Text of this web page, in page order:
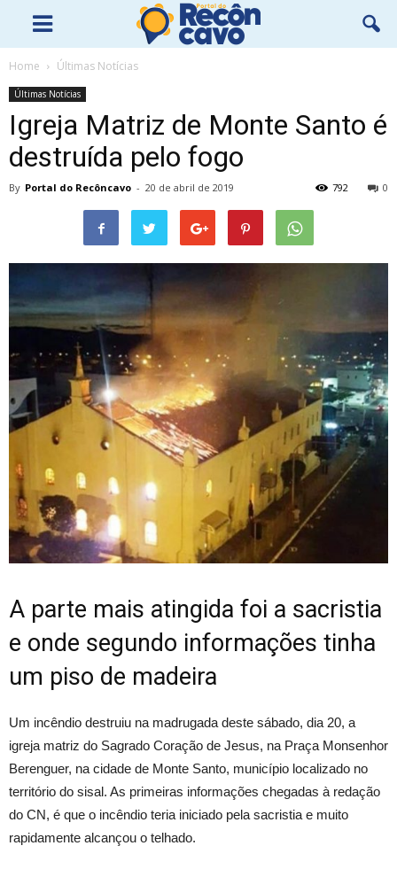
Home Últimas Notícias
Últimas Notícias
Igreja Matriz de Monte Santo é
destruída pelo fogo
By Portal do Recôncavo - 20 de abril de 2019 0
792
A parte mais atingida foi a sacristia
e onde segundo informações tinha
um piso de madeira
Um incêndio destruiu na madrugada deste sábado, dia 20, a
igreja matriz do Sagrado Coração de Jesus, na Praça Monsenhor
Berenguer, na cidade de Monte Santo, município localizado no
território do sisal. As primeiras informações chegadas à redação
do CN, é que o incêndio teria iniciado pela sacristia e muito
rapidamente alcançou o telhado.